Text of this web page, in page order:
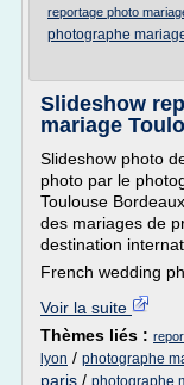
reportage photo
photographe
Slideshow
mariage
Slideshow photo
photo par le
Toulouse
des mariages de
destination
French wedding
Voir la suite
Thèmes liés :
lyon / photographe
paris / photographe